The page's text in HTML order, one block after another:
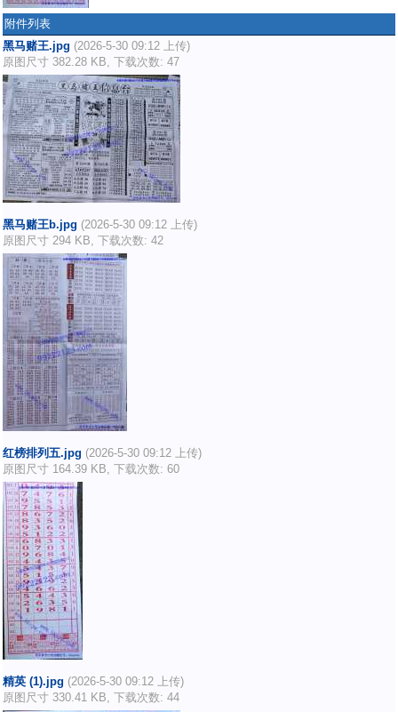
附件列表
黑马赌王.jpg (2026-5-30 09:12 上传)
原图尺寸 382.28 KB, 下载次数: 47
黑马赌王b.jpg (2026-5-30 09:12 上传)
原图尺寸 294 KB, 下载次数: 42
红榜排列五.jpg (2026-5-30 09:12 上传)
原图尺寸 164.39 KB, 下载次数: 60
精英 (1).jpg (2026-5-30 09:12 上传)
原图尺寸 330.41 KB, 下载次数: 44